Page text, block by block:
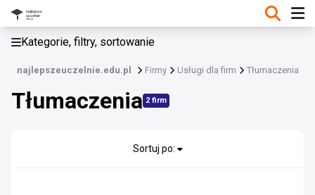
Kategorie, filtry, sortowanie
najlepszeuczelnie.edu.pl Firmy Usługi dla firm Tłumaczenia
Tłumaczenia 2 firm
Usługi dla firm
Agencje celne
Badania i analizy techniczne
Sortuj po: